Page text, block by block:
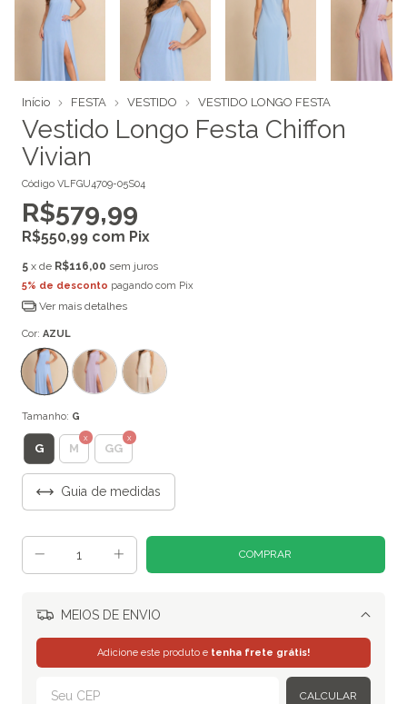
Início FESTA VESTIDO VESTIDO LONGO FESTA
Vestido Longo Festa Chiffon
Vivian
Código VLFGU4709-05S04
R$579,99
R$550,99 com Pix
5 x de R$116,00 sem juros
5% de desconto pagando com Pix
Ver mais detalhes
Cor: AZUL
Tamanho: G
G M GG
Guia de medidas
MEIOS DE ENVIO
Alterar CEP
Adicione este produto e tenha frete grátis!
CALCULAR